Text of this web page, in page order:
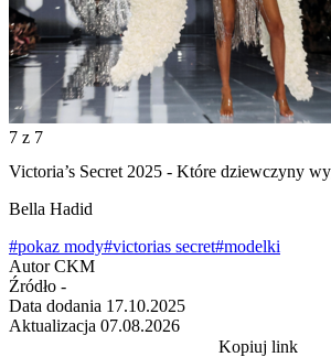
7 z 7
Victoria’s Secret 2025 - Które dziewczyny
Bella Hadid
#pokaz mody#victorias secret#modelki
Autor CKM
Źródło -
Data dodania 17.10.2025
Aktualizacja 07.08.2026
Kopiuj link